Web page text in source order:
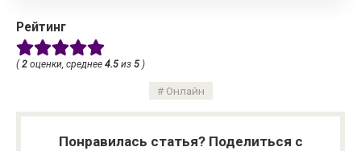
Рейтинг
( 2 оценки, среднее 4.5 из 5 )
Онлайн
Понравилась статья? Поделиться с